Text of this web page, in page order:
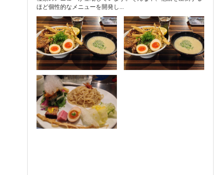
ほど個性的なメニューを開発し...